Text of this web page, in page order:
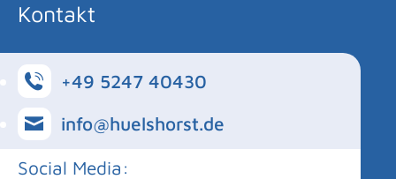
Kontakt
+49 5247 40430
info@huelshorst.de
Social Media: